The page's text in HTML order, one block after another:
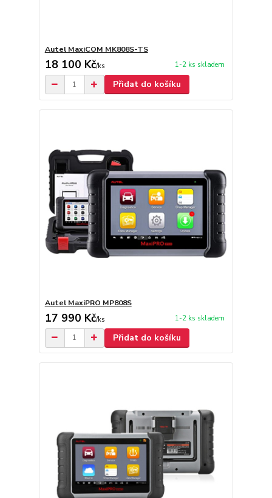
Autel MaxiCOM MK808S-TS
18 100 Kč/ks 1-2 ks skladem
Přidat do košíku
Autel MaxiPRO MP808S
17 990 Kč/ks 1-2 ks skladem
Přidat do košíku